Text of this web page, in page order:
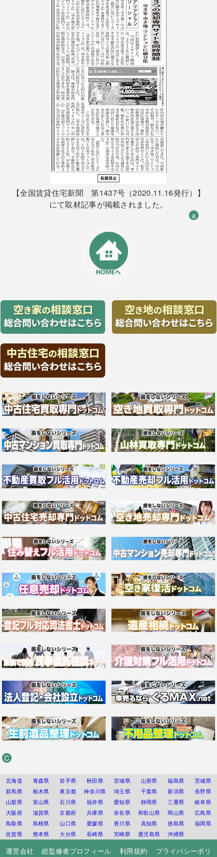
【全国賃貸住宅新聞 第1437号（2020.11.16発行）】
にて取材記事が掲載されました。
a
C
北海道 青森県 岩手県 秋田県 宮城県 山形県 福島県
茨城県
群馬県
栃木県 東京都 神奈川県 埼玉県 千葉県 新潟県
長野県
山梨県
富山県 石川県 福井県 愛知県 静岡県 三重県
岐阜県
大阪府
滋賀県 京都府 兵庫県 奈良県 和歌山県 岡山県
広島県
鳥取県
島根県 山口県 愛媛県 香川県 高知県 徳島県
福岡県
佐賀県
熊本県 大分県 長崎県 宮崎県 鹿児島県 沖縄県
運営会社 総監修者プロフィール 利用規約
プライバシーポリ